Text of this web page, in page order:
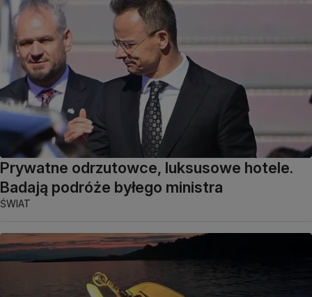
Prywatne odrzutowce, luksusowe hotele.
Badają podróże byłego ministra
ŚWIAT